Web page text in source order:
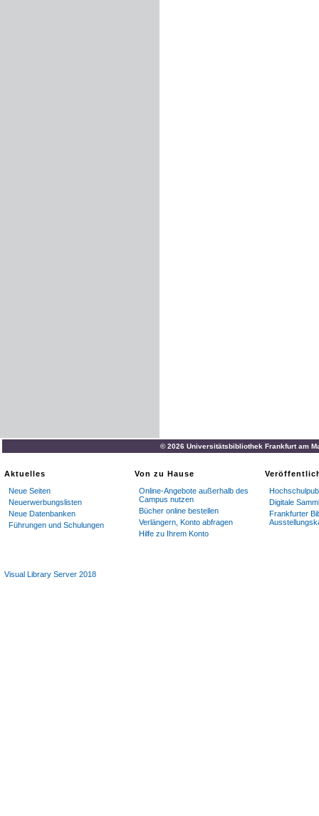
© 2026 Universitätsbibliothek Frankfurt am
Aktuelles
Neue Seiten
Neuerwerbungslisten
Neue Datenbanken
Führungen und Schulungen
Von zu Hause
Online-Angebote außerhalb des
Campus nutzen
Bücher online bestellen
Verlängern, Konto abfragen
Hilfe zu Ihrem Konto
Digitale
Frankfurter
Visual Library Server 2018